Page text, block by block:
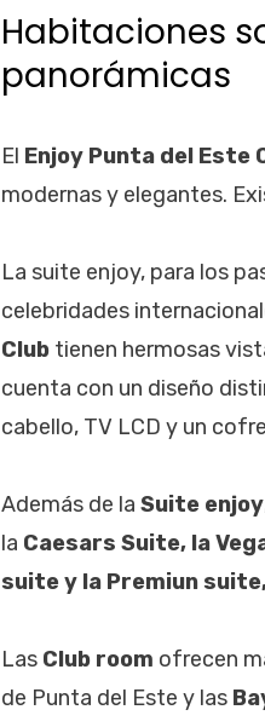
Habitaciones
panorámicas
El Enjoy Punta del Este
modernas y elegantes.
La suite enjoy, para los
celebridades
Club tienen hermosas
cuenta con un diseño
cabello, TV LCD y un
Además de la Suite enjoy
la Caesars Suite, la
suite y la Premiun
Las Club room ofrecen
de Punta del Este y las